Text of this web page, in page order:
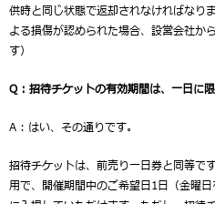
供時と同じ状態で返却されなければなり
よる損傷が認められた場合、設営会社か
す）
Q : 招待チケットの有効期間は、一日に
A : はい、その通りです。
招待チケットは、前売り一日券と同等で
用で、開催期間中のご希望日1日（金曜